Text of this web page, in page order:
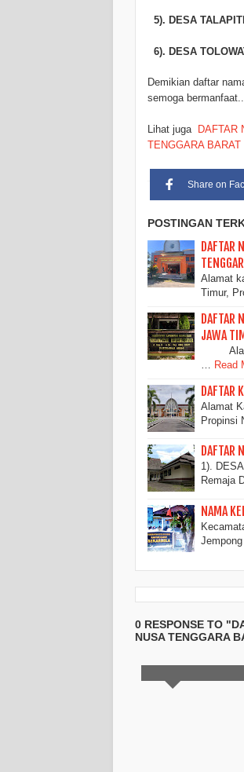
5). DESA
6). DESA
Demikian daftar
semoga
Lihat juga DAFTAR
TENGGARA BARAT
Share on
POSTINGAN
DAFTAR
Alamat
Timur,
DAFTAR
JAWA
Alamat
Read
DAFTAR
Alamat
Propinsi
DAFTAR
1).
Remaja
NAMA
0 RESPONSE TO
NUSA TENGGARA